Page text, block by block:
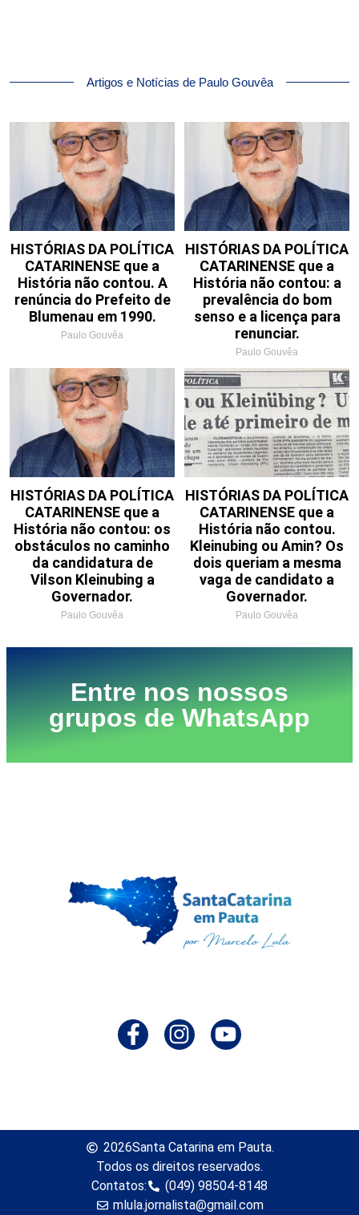
Artigos e Notícias de Paulo Gouvêa
HISTÓRIAS DA POLÍTICA
CATARINENSE que a
História não contou. A
renúncia do Prefeito de
Blumenau em 1990.
Paulo Gouvêa
HISTÓRIAS DA POLÍTICA
CATARINENSE que a
História não contou: a
prevalência do bom
senso e a licença para
renunciar.
Paulo Gouvêa
HISTÓRIAS DA POLÍTICA
CATARINENSE que a
História não contou: os
obstáculos no caminho
da candidatura de
Vilson Kleinubing a
Governador.
Paulo Gouvêa
HISTÓRIAS DA POLÍTICA
CATARINENSE que a
História não contou.
Kleinubing ou Amin? Os
dois queriam a mesma
vaga de candidato a
Governador.
Paulo Gouvêa
Entre nos nossos
grupos de WhatsApp
2026Santa Catarina em Pauta.
Todos os direitos reservados.
Contatos:
(049) 98504-8148
mlula.jornalista@gmail.com